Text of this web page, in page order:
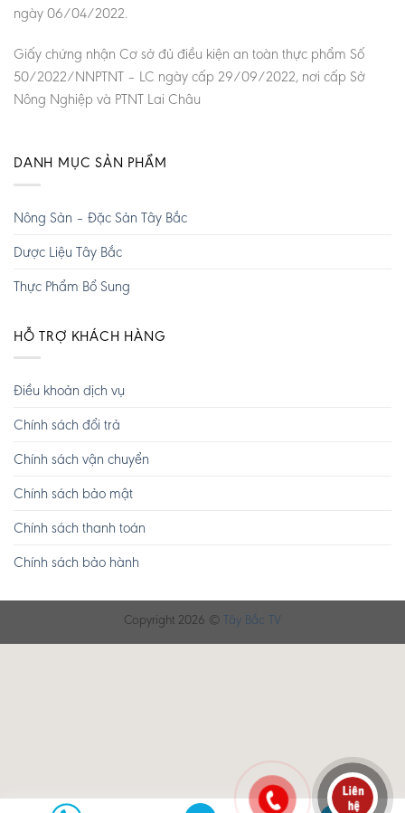
ngày 06/04/2022.
Giấy chứng nhận Cơ sở đủ điều kiện an toàn thực phẩm Số
50/2022/NNPTNT – LC ngày cấp 29/09/2022, nơi cấp Sở
Nông Nghiệp và PTNT Lai Châu
DANH MỤC SẢN PHẨM
Nông Sản – Đặc Sản Tây Bắc
Dược Liệu Tây Bắc
Thực Phẩm Bổ Sung
HỖ TRỢ KHÁCH HÀNG
Điều khoản dịch vụ
Chính sách đổi trả
Chính sách vận chuyển
Chính sách bảo mật
Chính sách thanh toán
Chính sách bảo hành
Copyright 2026 © Tây Bắc TV